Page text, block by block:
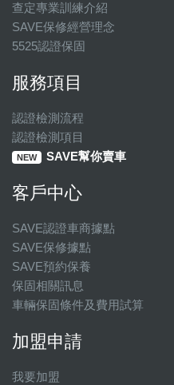
查定專業訓練介紹
SAVE保修經營理念
5525認證保固
服務項目
認證檢測流程
認證檢測項目
NEW SAVE幫你賣車
客戶中心
SAVE認證車商據點
SAVE保修據點
SAVE預約保養
保固相關訊息
車輛保固條件及費用試算
加盟申請
我要加盟